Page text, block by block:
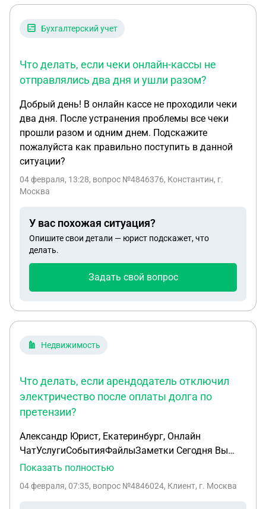
Бухгалтерский учет
Что делать, если чеки онлайн-кассы не
отправлялись два дня и ушли разом?
Добрый день! В онлайн кассе не проходили чеки
два дня. После устранения проблемы все чеки
прошли разом и одним днем. Подскажите
пожалуйста как правильно поступить в данной
ситуации?
04 февраля, 13:28, вопрос №4846376, Константин, г.
Москва
У вас похожая ситуация?
Опишите свои детали — юрист подскажет, что
делать.
Задать свой вопрос
Недвижимость
Что делать, если арендодатель отключил
электричество после оплаты долга по
претензии?
Александр Юрист, Екатеринбург, Онлайн
ЧатУслугиСобытияФайлыЗаметки Сегодня Вы
запросили предварительную консультацию в
следующая : непосредственно аренду помещения
Показать полностью
04 февраля, 07:35, вопрос №4846024, Клиент, г. Москва